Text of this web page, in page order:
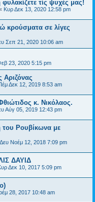
τίς ψυχές μας!
Κυρ Δεκ 13, 2020 12:58 pm
κρούσματα σε λίγες
Σεπ 21, 2020 10:06 am
23, 2020 5:15 pm
Αριζόνας
Δεκ 12, 2019 8:53 am
κ. Νικόλαος.
Αύγ 05, 2019 12:43 pm
του Ρουβίκωνα με
Δευ Νοέμ 12, 2018 7:09 pm
ΔΑΥΙΔ
Δεκ 10, 2017 5:09 pm
28, 2017 10:48 am